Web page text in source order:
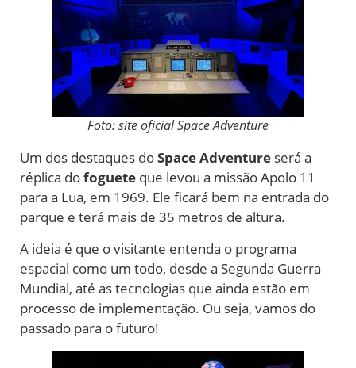
Foto: site oficial Space Adventure
Um dos destaques doSpace Adventure será a
réplica dofoguete que levou a missão Apolo 11
para a Lua, em 1969. Ele ficará bem na entrada do
parque e terá mais de 35 metros de altura.
A ideia é que o visitante entenda o programa
espacial como um todo, desde a Segunda Guerra
Mundial, até as tecnologias que ainda estão em
processo de implementação. Ou seja, vamos do
passado para o futuro!